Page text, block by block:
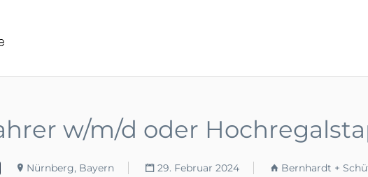
w/m/d oder
Nürnberg, Bayern 29. Februar 2024 Bernhardt +